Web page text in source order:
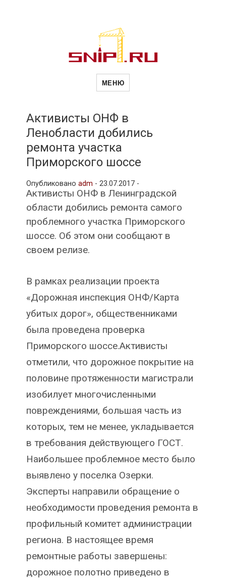
Новости
МЕНЮ
Активисты ОНФ в
Ленобласти добились
ремонта участка
Приморского шоссе
Опубликовано adm - 23.07.2017 -
Активисты ОНФ в Ленинградской
области добились ремонта самого
проблемного участка Приморского
шоссе. Об этом они сообщают в
своем релизе.
В рамках реализации проекта
«Дорожная инспекция ОНФ/Карта
убитых дорог», общественниками
была проведена проверка
Приморского шоссе.Активисты
отметили, что дорожное покрытие на
половине протяженности магистрали
изобилует многочисленными
повреждениями, большая часть из
которых, тем не менее, укладывается
в требования действующего ГОСТ.
Наибольшее проблемное место было
выявлено у поселка Озерки.
Эксперты направили обращение о
необходимости проведения ремонта в
профильный комитет администрации
региона. В настоящее время
ремонтные работы завершены:
дорожное полотно приведено в